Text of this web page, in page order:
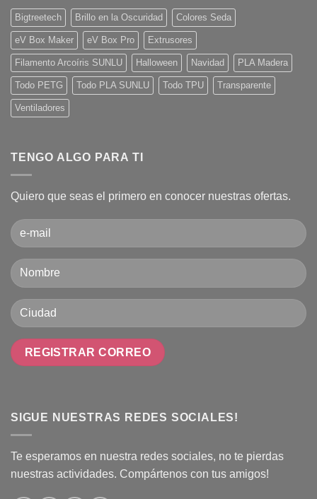
3D?
impresora
3D.
Guía
básica
desde
cero!
Bigtreetech Brillo en la Oscuridad Colores Seda
eV Box Maker eV Box Pro Extrusores
Filamento Arcoíris SUNLU Halloween Navidad PLA Madera
Todo PETG Todo PLA SUNLU Todo TPU Transparente
Ventiladores
TENGO ALGO PARA TI
Quiero que seas el primero en conocer nuestras ofertas.
SIGUE NUESTRAS REDES SOCIALES!
Te esperamos en nuestra redes sociales, no te pierdas
nuestras actividades. Compártenos con tus amigos!